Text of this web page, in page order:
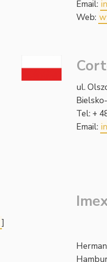
Email:
Web:
ul.
Tel: +
Email:
]